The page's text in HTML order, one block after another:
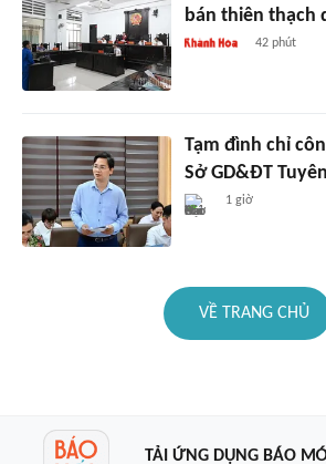
bán thiên thạch
42 phút
Tạm đình chỉ
Sở GD&ĐT
1 giờ
VỀ TRANG CHỦ
TẢI ỨNG DỤNG BÁO